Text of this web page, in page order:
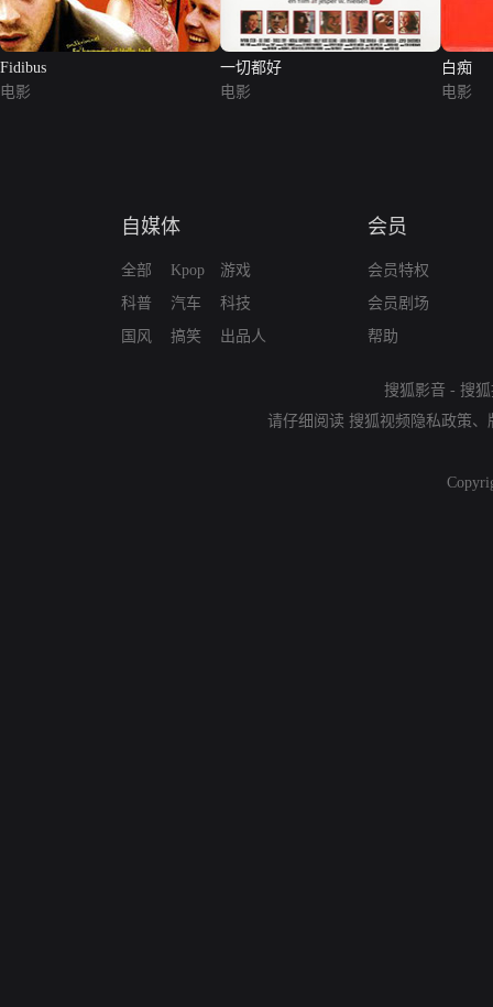
Fidibus
电影
一切都好
电影
白痴
电影
自媒体
全部
科普
国风
Kpop
汽车
搞笑
游戏
科技
出品人
会员
会员特权
会员剧场
帮助
搜狐影音 - 搜
请仔细阅读 搜狐视频隐私政策、